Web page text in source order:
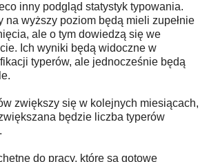
inny podgląd statystyk typowania.
na wyższy poziom będą mieli zupełnie
ale o tym dowiedzą się we
Ich wyniki będą widoczne w
typerów, ale jednocześnie będą
zwiększy się w kolejnych miesiącach,
będzie liczba typerów
do pracy, które są gotowe